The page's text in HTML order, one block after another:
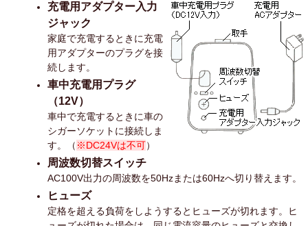
充電用アダプター入力
ジャック
家庭で充電するときに充電
用アダプターのプラグを接
続します。
車中充電用プラグ
（12V）
車中で充電するときに車の
シガーソケットに接続しま
す。（ ※DC24Vは不可）
周波数切替スイッチ
AC100V出力の周波数を50Hzまたは60Hzへ切り替えます。
ヒューズ
定格を超える負荷をしようするとヒューズが切れます。ヒ